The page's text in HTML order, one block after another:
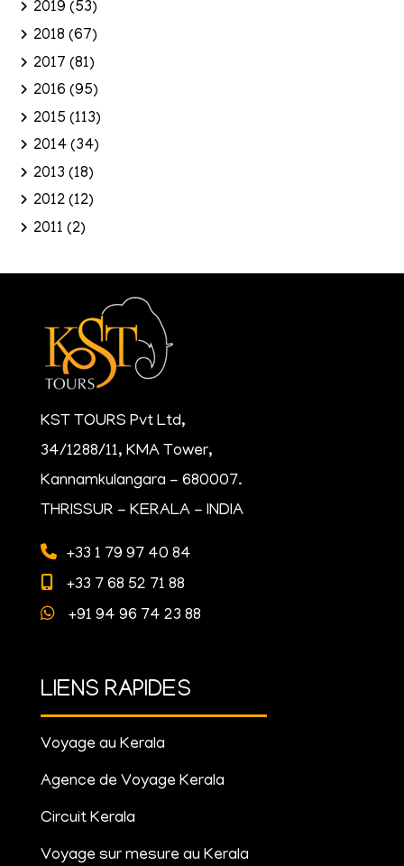
2019 (53)
2018 (67)
2017 (81)
2016 (95)
2015 (113)
2014 (34)
2013 (18)
2012 (12)
2011 (2)
KST TOURS Pvt Ltd,
34/1288/11, KMA Tower,
Kannamkulangara - 680007.
THRISSUR - KERALA - INDIA
+33 1 79 97 40 84
+33 7 68 52 71 88
+91 94 96 74 23 88
LIENS RAPIDES
Voyage au Kerala
Agence de Voyage Kerala
Circuit Kerala
Voyage sur mesure au Kerala